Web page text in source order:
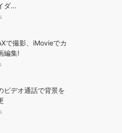
ダ…
で撮影、iMovieでカ
編集!
ビデオ通話で背景を